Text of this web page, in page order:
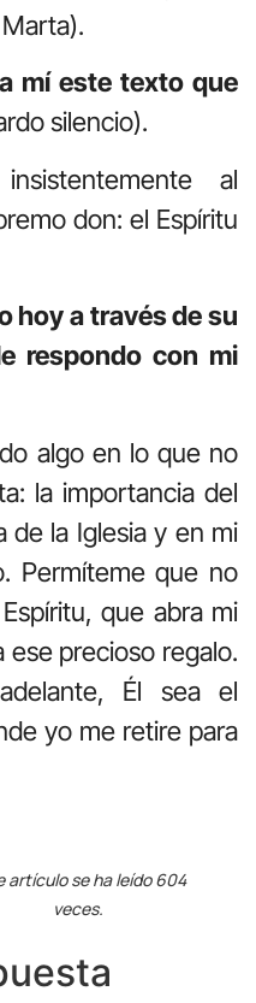
mí este texto que
silencio).
al
don: el Espíritu
hoy a través de su
respondo con mi
algo en lo que no
la importancia del
de la Iglesia y en mi
Permíteme que no
que abra mi
precioso regalo.
Él sea el
yo me retire para
artículo se ha leído 604
veces.